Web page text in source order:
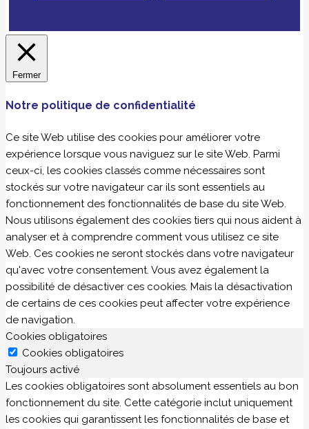
Fermer
Notre politique de confidentialité
Ce site Web utilise des cookies pour améliorer votre
expérience lorsque vous naviguez sur le site Web. Parmi
ceux-ci, les cookies classés comme nécessaires sont
stockés sur votre navigateur car ils sont essentiels au
fonctionnement des fonctionnalités de base du site Web.
Nous utilisons également des cookies tiers qui nous aident à
analyser et à comprendre comment vous utilisez ce site
Web. Ces cookies ne seront stockés dans votre navigateur
qu'avec votre consentement. Vous avez également la
possibilité de désactiver ces cookies. Mais la désactivation
de certains de ces cookies peut affecter votre expérience
de navigation.
Cookies obligatoires
Cookies obligatoires
Toujours activé
Les cookies obligatoires sont absolument essentiels au bon
fonctionnement du site. Cette catégorie inclut uniquement
les cookies qui garantissent les fonctionnalités de base et